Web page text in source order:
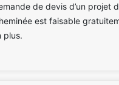
de devis d’un projet
est faisable
plus.